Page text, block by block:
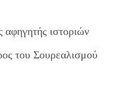
ιστοριών
του Σουρεαλισμού